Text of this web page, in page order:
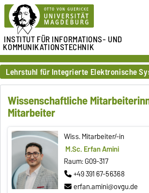
INSTITUT FÜRINFORMATIONS- UND
KOMMUNIKATIONSTECHNIK
Lehrstuhl für Integrierte Elektronische
Wissenschaftliche
Mitarbeiter
Wiss. Mitarbeiter/-in
M.Sc. Erfan Amini
Raum: G09-317
+49 391 67-56368
erfan.amini@ovgu.de